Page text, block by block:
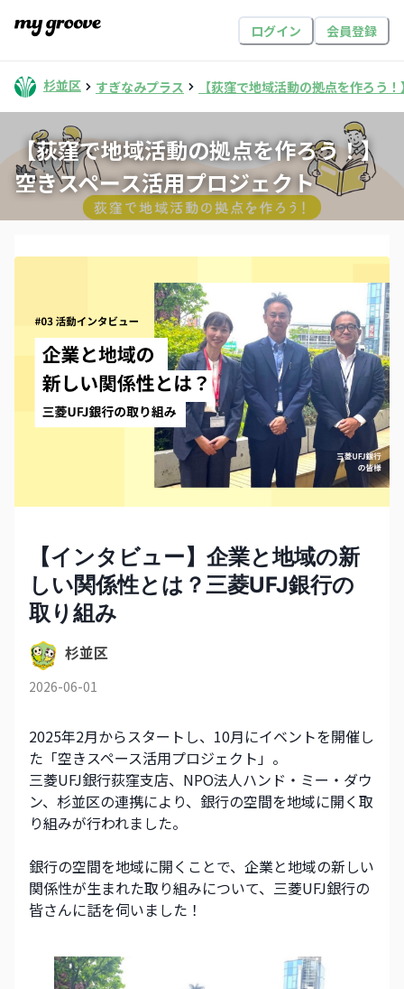
ログイン 会員登録
杉並区 すぎなみプラス 【荻窪で地域活動の拠点を作ろう
【荻窪で地域活動の拠点を作ろう！】
空きスペース活用プロジェクト
【インタビュー】企業と地域の新
しい関係性とは？三菱UFJ銀行の
取り組み
杉並区
2026-06-01
2025年2月からスタートし、10月にイベントを開催し
た「空きスペース活用プロジェクト」。
三菱UFJ銀行荻窪支店、NPO法人ハンド・ミー・ダウ
ン、杉並区の連携により、銀行の空間を地域に開く取
り組みが行われました。
銀行の空間を地域に開くことで、企業と地域の新しい
関係性が生まれた取り組みについて、三菱UFJ銀行の
皆さんに話を伺いました！